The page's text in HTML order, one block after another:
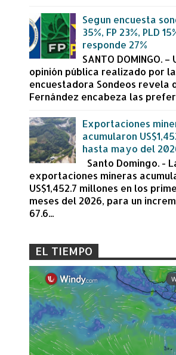
Segun encuesta
35%, FP 23%, PLD
responde 27%
SANTO DOMINGO.
opinión pública realizado por
encuestadora Sondeos revela
Fernández encabeza las
Exportaciones
acumularon
hasta mayo del
Santo Domingo. -
exportaciones mineras
US$1,452.7 millones en los
meses del 2026, para un
67.6...
EL TIEMPO